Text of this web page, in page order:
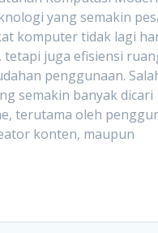
yang semakin
komputer tidak lagi
juga efisiensi
penggunaan.
semakin banyak dicari
terutama oleh
konten, maupun